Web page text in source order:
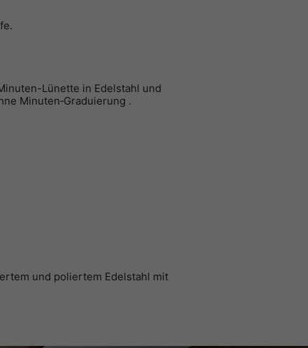
Lünette in Edelstahl und
Minuten‑Graduierung .
und poliertem Edelstahl mit